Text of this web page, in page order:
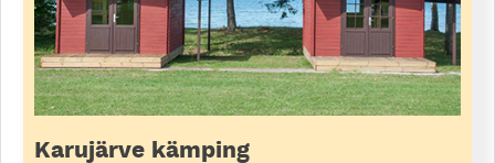
Karujärve kämping